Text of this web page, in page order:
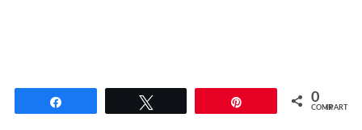
0
COMPARTIR